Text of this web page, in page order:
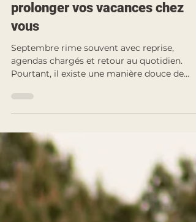
📝 Blog – Découvrez l’art de
prolonger vos vacances chez
vous
Septembre rime souvent avec reprise,
prolonger l’esprit des vacances :
quelques gestes simples et des matières
d’exception, vous pouvez garder cette
sensation de détente et de liberté bien après
l’été.